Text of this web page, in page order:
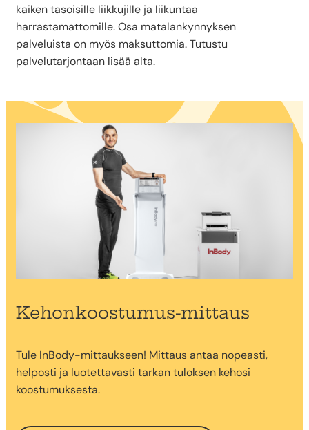
kaiken tasoisille liikkujille ja liikuntaa
harrastamattomille. Osa matalankynnyksen
palveluista on myös maksuttomia. Tutustu
palvelutarjontaan lisää alta.
Kehonkoostumus-mittaus
Tule InBody-mittaukseen! Mittaus antaa nopeasti,
helposti ja luotettavasti tarkan tuloksen kehosi
koostumuksesta.